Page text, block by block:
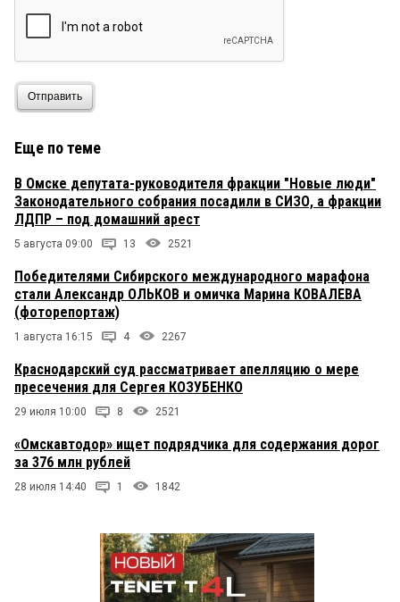
Отправить
Еще по теме
В Омске депутата-руководителя фракции "Новые люди"
Законодательного собрания посадили в СИЗО, а фракции
ЛДПР – под домашний арест
5 августа 09:00 13 2521
Победителями Сибирского международного марафона
стали Александр ОЛЬКОВ и омичка Марина КОВАЛЕВА
(фоторепортаж)
1 августа 16:15 4 2267
Краснодарский суд рассматривает апелляцию о мере
пресечения для Сергея КОЗУБЕНКО
29 июля 10:00 8 2521
«Омскавтодор» ищет подрядчика для содержания дорог
за 376 млн рублей
28 июля 14:40 1 1842